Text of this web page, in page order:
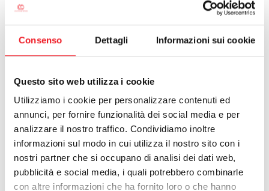
Consenso Dettagli Informazioni sui cookie
Questo sito web utilizza i cookie
Utilizziamo i cookie per personalizzare contenuti ed
annunci, per fornire funzionalità dei social media e per
analizzare il nostro traffico. Condividiamo inoltre
informazioni sul modo in cui utilizza il nostro sito con i
nostri partner che si occupano di analisi dei dati web,
pubblicità e social media, i quali potrebbero combinarle
con altre informazioni che ha fornito loro o che hanno